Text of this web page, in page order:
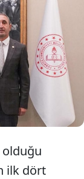
Şahzade
Dinç, Milli
dair
geldi.
ilk dört